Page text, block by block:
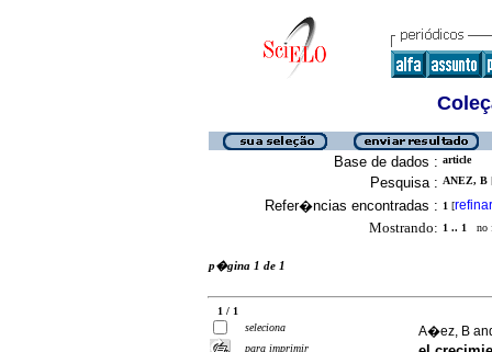
Base de dados : article
Pesquisa : ANEZ, B
Refer�ncias encontradas : 1 [refinar
Mostrando: 1 .. 1 no
p�gina 1 de 1
1 / 1
seleciona
para imprimir
A�ez, B